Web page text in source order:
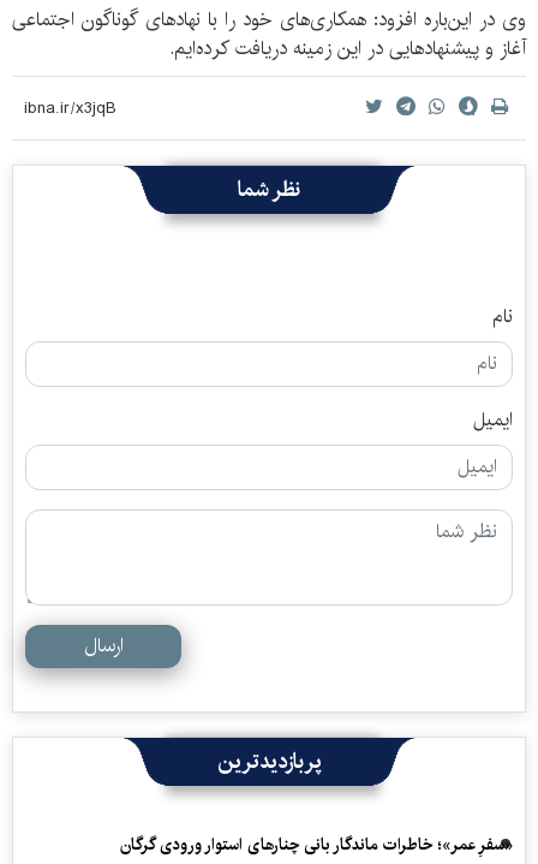
وی در این‌باره افزود: همکاری‌های خود را با نهاد‌های گوناگون اجتماعی
آغاز و پیشنهاد‌هایی در این زمینه دریافت کرده‌ایم.
نظر شما
نام
ایمیل
ارسال
پربازدیدترین
«سفرِ عمر»؛ خاطرات ماندگار بانی چنارهای استوار ورودی گرگان